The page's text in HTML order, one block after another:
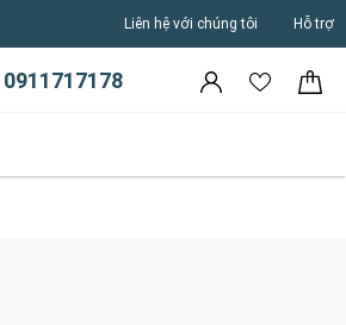
Liên hệ với chúng tôi Hỗ trợ
0911717178